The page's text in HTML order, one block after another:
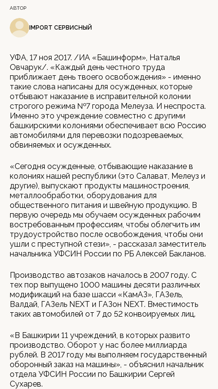
АВТОР
IMPORT СЕРВИСНЫЙ
УФА, 17 ноя 2017. /ИА «Башинформ», Наталья
Овчарук/. «Каждый день честного труда
приближает день твоего освобождения» - именно
такие слова написаны для осужденных, которые
отбывают наказание в исправительной колонии
строгого режима №7 города Мелеуза. И неспроста.
Именно это учреждение совместно с другими
башкирскими колониями обеспечивает всю Россию
автомобилями для перевозки подозреваемых,
обвиняемых и осужденных.
«Сегодня осужденные, отбывающие наказание в
колониях нашей республики (это Салават, Мелеуз и
другие), выпускают продукты машиностроения,
металлообработки, оборудования для
общественного питания и швейную продукцию. В
первую очередь мы обучаем осужденных рабочим
востребованным профессиям, чтобы облегчить им
трудоустройство после освобождения, чтобы они
ушли с преступной стези», - рассказал заместитель
начальника УФСИН России по РБ Алексей Бакланов.
Производство автозаков началось в 2007 году. С
тех пор выпущено 1000 машины десяти различных
модификаций на базе шасси «КамАЗ», ГАЗель,
Валдай, ГАЗель NEXT и ГАЗон NEXT. Вместимость
таких автомобилей от 7 до 52 конвоируемых лиц.
«В Башкирии 11 учреждений, в которых развито
производство. Оборот у нас более миллиарда
рублей. В 2017 году мы выполняем государственный
оборонный заказ на машины», - объяснил начальник
отдела УФСИН России по Башкирии Сергей
Сухарев.